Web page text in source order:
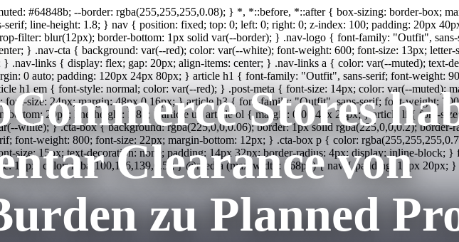
#64848b; --border: rgba(255,255,255,0.08); } *, *::before, *::after { box-sizing: border-box;
line-height: 1.8; } nav { position: fixed; top: 0; left: 0; right: 0; z-index: 100; padding: 20px
filter: blur(12px); border-bottom: 1px solid var(--border); } .nav-logo { font-family: "Outfit",
} .nav-cta { background: var(--red); color: var(--white); font-weight: 600; font-size: 13px; letter-
.nav-links { display: flex; gap: 20px; align-items: center; } .nav-links a { color: var(--muted); text-
0 auto; padding: 120px 24px 80px; } article h1 { font-family: "Outfit", sans-serif; font-weight:
h1 em { font-style: normal; color: var(--red); } .post-meta { font-size: 14px; color: var(--muted);
size: 24px; margin: 48px 0 16px; } article h3 { font-family: "Outfit", sans-serif; font-weight:
bottom: 20px; line-height: 1.85; } article ul, article ol { margin: 0 0 24px 24px; } article li { font-
white); } .cta-box { background: rgba(225,0,0,0.06); border: 1px solid rgba(225,0,0,0.2); border-
font-weight: 800; font-size: 22px; margin-bottom: 12px; } .cta-box p { color:
size: 15px; text-decoration: none; padding: 14px 32px; border-radius: 4px; display: inline-block;
12px; color: rgba(100,116,139,0.5); } @media (max-width: 768px) { nav { padding: 16px 20px;
Stores
Clearance von
zu Planned